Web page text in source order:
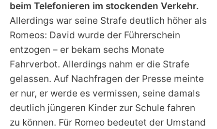
beim Telefonieren im stockenden Verkehr.
Allerdings war seine Strafe deutlich höher als
Romeos: David wurde der Führerschein
entzogen – er bekam sechs Monate
Fahrverbot. Allerdings nahm er die Strafe
gelassen. Auf Nachfragen der Presse meinte
er nur, er werde es vermissen, seine damals
deutlich jüngeren Kinder zur Schule fahren
zu können. Für Romeo bedeutet der Umstand